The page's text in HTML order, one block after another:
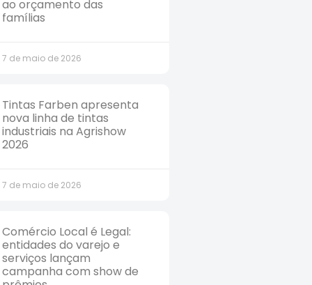
ao orçamento das
famílias
7 de maio de 2026
Tintas Farben apresenta
nova linha de tintas
industriais na Agrishow
2026
7 de maio de 2026
Comércio Local é Legal:
entidades do varejo e
serviços lançam
campanha com show de